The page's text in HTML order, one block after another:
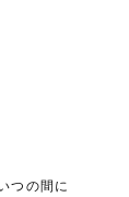
つの間に